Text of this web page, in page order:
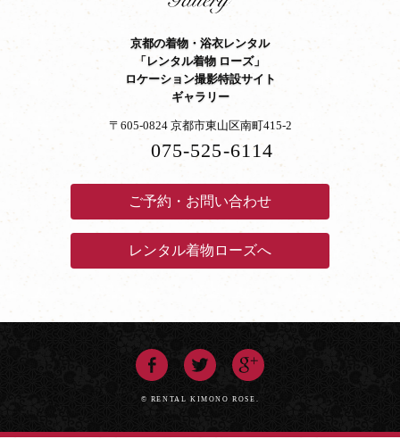
京都の着物・浴衣レンタル
「レンタル着物 ローズ」
ロケーション撮影特設サイト
ギャラリー
〒605-0824 京都市東山区南町415-2
075-525-6114
ご予約・お問い合わせ
レンタル着物ローズへ
© RENTAL KIMONO ROSE.